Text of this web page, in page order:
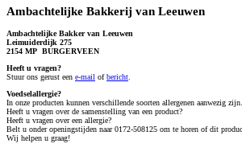
Ambachtelijke Bakkerij van Leeuwen
Ambachtelijke Bakker van Leeuwen
Leimuiderdijk 275
2154 MP BURGERVEEN
Heeft u vragen?
Stuur ons gerust een e-mail ofbericht
Voedselallergie?
In onze producten kunnen verschillende soorten allergenen aanwezig zijn.
Heeft u vragen over de samenstelling van een product?
Heeft u vragen over een allergie?
Belt u onder openingstijden naar 0172-508125 om te horen of dit
Wij helpen u graag!